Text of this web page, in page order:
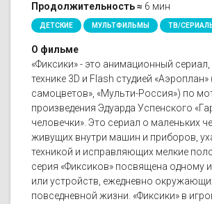
Продолжительность ≈ 6 мин
ДЕТСКИЕ МУЛЬТФИЛЬМЫ ТВ/
О фильме
«Фиксики» - это анимационный
технике 3D и Flash студией «Аэроплан»
самоцветов», «Мульти-Россия») по
произведения Эдуарда Успенского
человечки». Это сериал о маленьких
живущих внутри машин и приборов,
техникой и исправляющих мелкие
серия «Фиксиков» посвящена одному
или устройств, ежедневно
повседневной жизни. «Фиксики» в